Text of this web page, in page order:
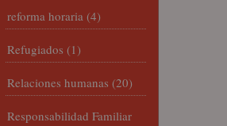
reforma horaria (4)
Refugiados (1)
Relaciones humanas (20)
Responsabilidad Familiar